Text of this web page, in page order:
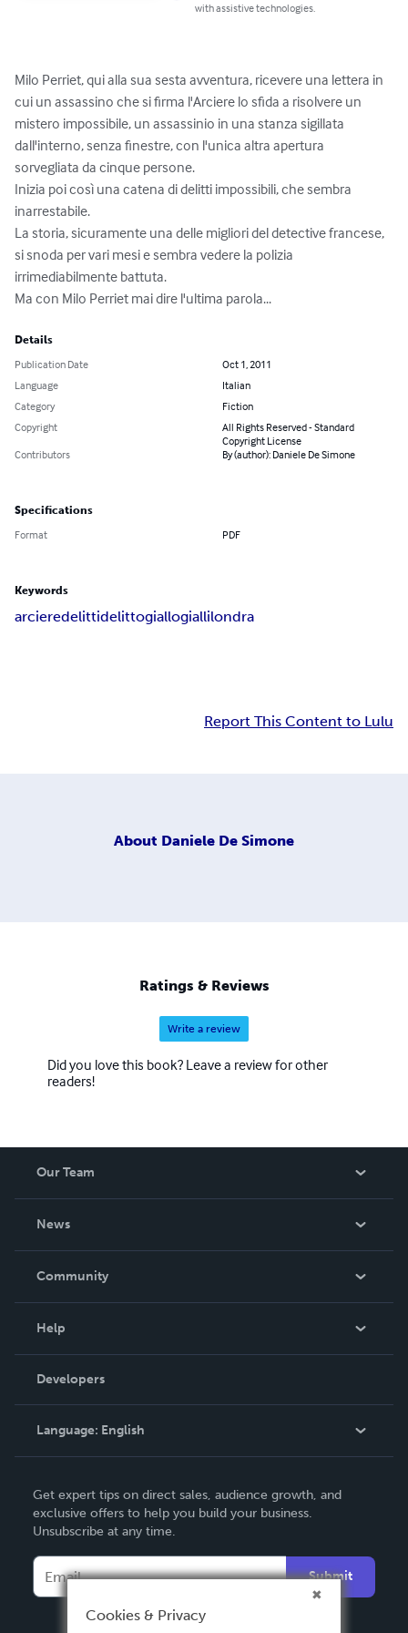
with assistive technologies.
Milo Perriet, qui alla sua sesta avventura, ricevere una lettera in
cui un assassino che si firma l'Arciere lo sfida a risolvere un
mistero impossibile, un assassinio in una stanza sigillata
dall'interno, senza finestre, con l'unica altra apertura
sorvegliata da cinque persone.
Inizia poi così una catena di delitti impossibili, che sembra
inarrestabile.
La storia, sicuramente una delle migliori del detective francese,
si snoda per vari mesi e sembra vedere la polizia
irrimediabilmente battuta.
Ma con Milo Perriet mai dire l'ultima parola...
Details
Publication Date
Oct 1, 2011
Language
Italian
Category
Fiction
Copyright
All Rights Reserved - Standard
Copyright License
Contributors
By (author): Daniele De Simone
Specifications
Format PDF
Keywords
arcieredelittidelittogiallogiallilondra
Report This Content to Lulu
About Daniele De Simone
Ratings & Reviews
Write a review
Did you love this book? Leave a review for other
readers!
Our Team
News
In The News
Community
Podcast
Help
Order Lookup
Knowledge Base
Contact Support
Developers
Language: English
Deutsch
Français
Español
Get expert tips on direct sales, audience growth, and
exclusive offers to help you build your business.
Unsubscribe at any time.
Submit
Cookies & Privacy